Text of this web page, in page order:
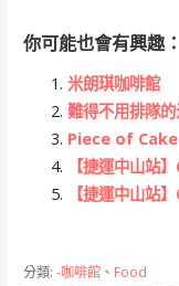
你可能也會有興趣：
米朗琪咖啡館
難得不用排隊
Piece of Cake
【捷運中山站
【捷運中山站
分類: -咖啡館、 Food